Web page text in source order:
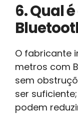
6. Qual
O fabricante
metros com
sem
ser
podem